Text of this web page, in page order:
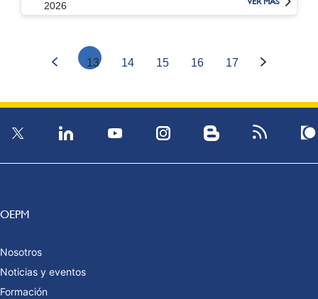
2026
13 14 15 16 17
OEPM
Nosotros
Noticias y eventos
Formación